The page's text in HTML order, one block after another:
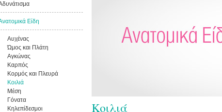
Κοιλιά
Είδη
Αυχένας
Ώμος και Πλάτη
Αγκώνας
Καρπός
Κορμός και Πλευρά
Κοιλιά
Μέση
Γόνατα
Κηλεπίδεσμοι